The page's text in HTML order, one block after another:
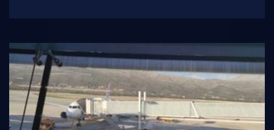
mnogo zanimljivih mogućnosti